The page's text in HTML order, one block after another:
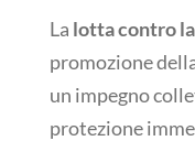
La lotta contro
promozione
un impegno
protezione